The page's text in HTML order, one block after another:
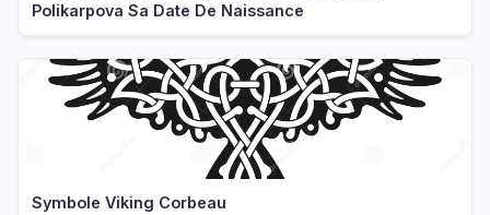
Polikarpova Sa Date De Naissance
Symbole Viking Corbeau